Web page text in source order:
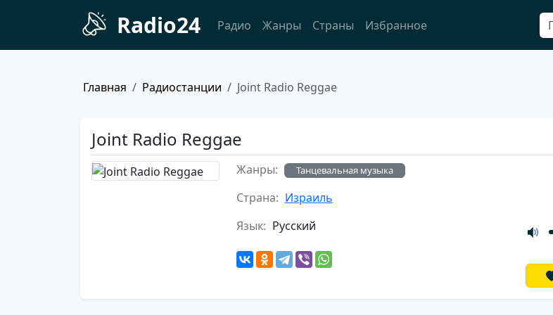
Radio24 Радио Жанры Страны Избранное
Главная Радиостанции Joint Radio Reggae
Joint Radio Reggae
Жанры: Танцевальная музыка
Страна: Израиль
Язык: Русский